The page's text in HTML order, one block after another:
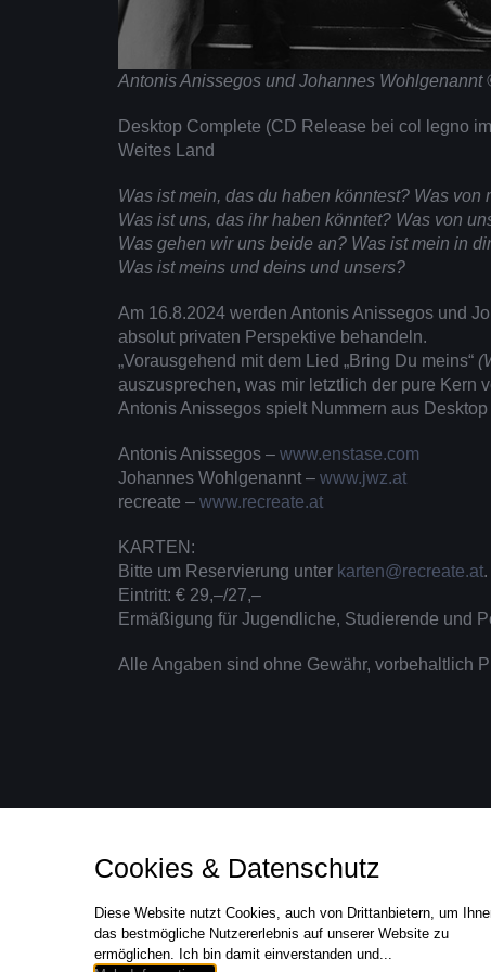
Antonis Anissegos und Johannes Wohlgenannt
Desktop Complete (CD Release bei col legno
Weites Land
Was ist mein, das du haben könntest? Was von
Was ist uns, das ihr haben könntet? Was von
Was gehen wir uns beide an? Was ist mein in
Was ist meins und deins und unsers?
Am 16.8.2024 werden Antonis Anissegos und
absolut privaten Perspektive behandeln.
„Vorausgehend mit dem Lied „Bring Du meins“
auszusprechen, was mir letztlich der pure Kern
Antonis Anissegos spielt Nummern aus
Antonis Anissegos –www.enstase.com
Johannes Wohlgenannt –www.jwz.at
recreate –www.recreate.at
KARTEN:
Bitte um Reservierung unter karten@recreate.at.
Eintritt: € 29,–/27,–
Ermäßigung für Jugendliche, Studierende und
Alle Angaben sind ohne Gewähr, vorbehaltlich
©
Cookies & Datenschutz
Diese Website nutzt Cookies, auch von Drittanbietern, um
das bestmögliche Nutzererlebnis auf unserer Website zu
ermöglichen. Ich bin damit einverstanden und...